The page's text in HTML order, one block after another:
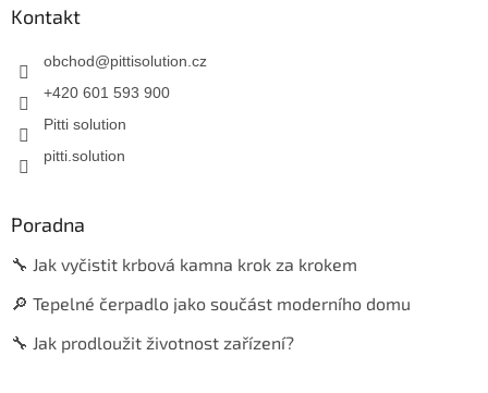
Kontakt
obchod@pittisolution.cz
+420 601 593 900
Pitti solution
pitti.solution
Poradna
🔧 Jak vyčistit krbová kamna krok za krokem
🔎 Tepelné čerpadlo jako součást moderního domu
🔧 Jak prodloužit životnost zařízení?